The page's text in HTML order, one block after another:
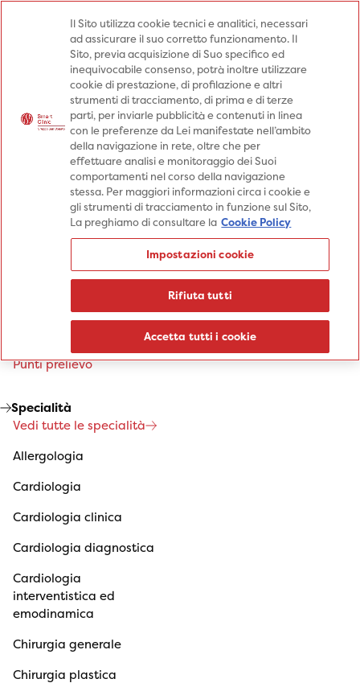
Prenota una visita
Prenota una visita
Specialità
Prestazioni
Patologie
Informazioni
Punti prelievo
Specialità
Vedi tutte le specialità
Allergologia
Cardiologia
Cardiologia clinica
Cardiologia diagnostica
Cardiologia
interventistica ed
emodinamica
Chirurgia generale
Chirurgia plastica
Medici Punti prelievo
Specialità
Prestazioni
Patologie
Sedi
Percorsi
Informazioni
Prenota una visita
Prenota una visita
Il Sito utilizza cookie tecnici e analitici, necessari
ad assicurare il suo corretto funzionamento. Il
Sito, previa acquisizione di Suo specifico ed
inequivocabile consenso, potrà inoltre utilizzare
cookie di prestazione, di profilazione e altri
strumenti di tracciamento, di prima e di terze
parti, per inviarle pubblicità e contenuti in linea
con le preferenze da Lei manifestate nell’ambito
della navigazione in rete, oltre che per
effettuare analisi e monitoraggio dei Suoi
comportamenti nel corso della navigazione
stessa. Per maggiori informazioni circa i cookie e
gli strumenti di tracciamento in funzione sul Sito,
La preghiamo di consultare la Cookie Policy
Impostazioni cookie
Rifiuta tutti
Accetta tutti i cookie